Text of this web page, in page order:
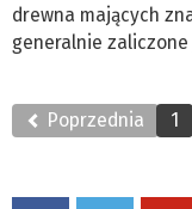
drewna mających
generalnie
Poprzednia 1